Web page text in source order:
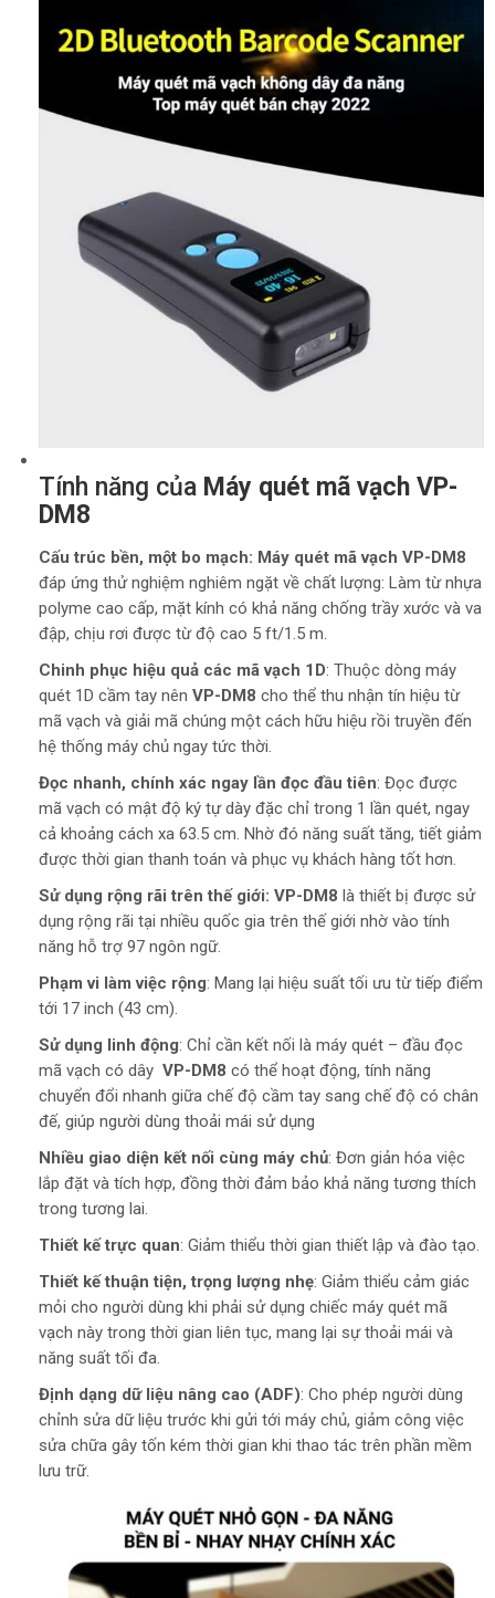
Tính năng của Máy quét mã vạch VP-
DM8
Cấu trúc bền, một bo mạch: Máy quét mã vạch VP-DM8
đáp ứng thử nghiệm nghiêm ngặt về chất lượng: Làm từ nhựa
polyme cao cấp, mặt kính có khả năng chống trầy xước và va
đập, chịu rơi được từ độ cao 5 ft/1.5 m.
Chinh phục hiệu quả các mã vạch 1D: Thuộc dòng máy
quét 1D cầm tay nên VP-DM8 cho thể thu nhận tín hiệu từ
mã vạch và giải mã chúng một cách hữu hiệu rồi truyền đến
hệ thống máy chủ ngay tức thời.
Đọc nhanh, chính xác ngay lần đọc đầu tiên: Đọc được
mã vạch có mật độ ký tự dày đặc chỉ trong 1 lần quét, ngay
cả khoảng cách xa 63.5 cm. Nhờ đó năng suất tăng, tiết giảm
được thời gian thanh toán và phục vụ khách hàng tốt hơn.
Sử dụng rộng rãi trên thế giới: VP-DM8 là thiết bị được sử
dụng rộng rãi tại nhiều quốc gia trên thế giới nhờ vào tính
năng hỗ trợ 97 ngôn ngữ.
Phạm vi làm việc rộng: Mang lại hiệu suất tối ưu từ tiếp điểm
tới 17 inch (43 cm).
Sử dụng linh động: Chỉ cần kết nối là máy quét – đầu đọc
mã vạch có dây VP-DM8 có thể hoạt động, tính năng
chuyển đổi nhanh giữa chế độ cầm tay sang chế độ có chân
đế, giúp người dùng thoải mái sử dụng
Nhiều giao diện kết nối cùng máy chủ: Đơn giản hóa việc
lắp đặt và tích hợp, đồng thời đảm bảo khả năng tương thích
trong tương lai.
Thiết kế trực quan: Giảm thiểu thời gian thiết lập và đào tạo.
Thiết kế thuận tiện, trọng lượng nhẹ: Giảm thiểu cảm giác
mỏi cho người dùng khi phải sử dụng chiếc máy quét mã
vạch này trong thời gian liên tục, mang lại sự thoải mái và
năng suất tối đa.
Định dạng dữ liệu nâng cao (ADF): Cho phép người dùng
chỉnh sửa dữ liệu trước khi gửi tới máy chủ, giảm công việc
sửa chữa gây tốn kém thời gian khi thao tác trên phần mềm
lưu trữ.